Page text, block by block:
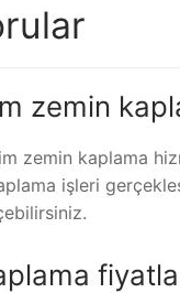
zemin
zemin kaplama
işleri